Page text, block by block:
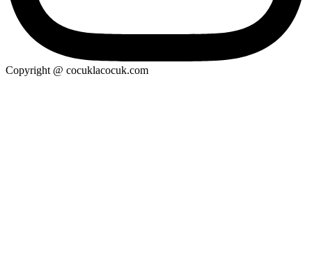
Copyright @ cocuklacocuk.com